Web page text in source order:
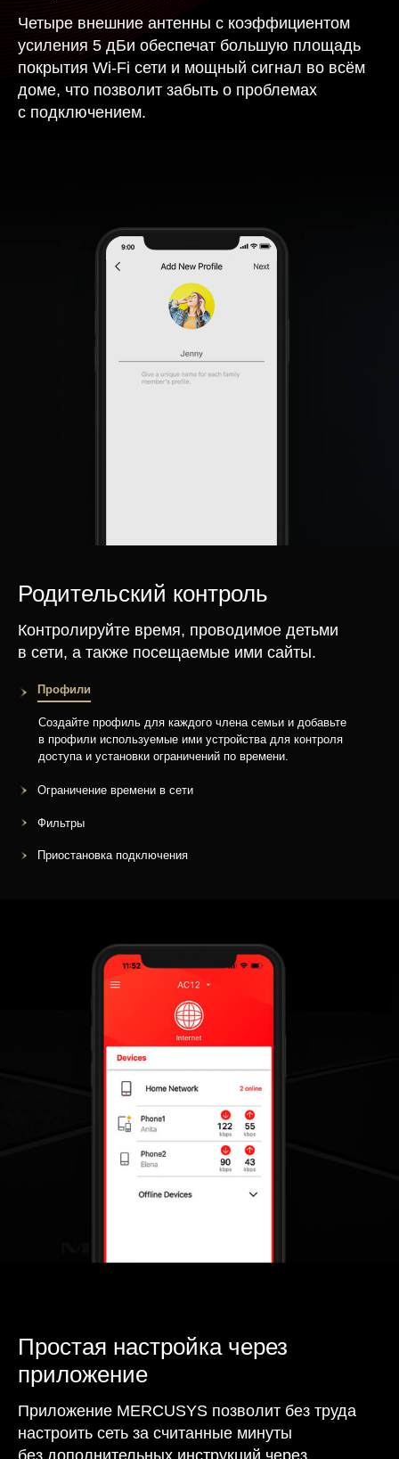
Четыре внешние антенны с коэффициентом
усиления 5 дБи обеспечат большую площадь
покрытия Wi‑Fi сети и мощный сигнал во всём
доме, что позволит забыть о проблемах
с подключением.
Родительский контроль
Контролируйте время, проводимое детьми
в сети, а также посещаемые ими сайты.
Профили
Создайте профиль для каждого члена семьи и добавьте
в профили используемые ими устройства для контроля
доступа и установки ограничений по времени.
Ограничение времени в сети
Фильтры
Приостановка подключения
Простая настройка через
приложение
Приложение MERCUSYS позволит без труда
настроить сеть за считанные минуты
без дополнительных инструкций через